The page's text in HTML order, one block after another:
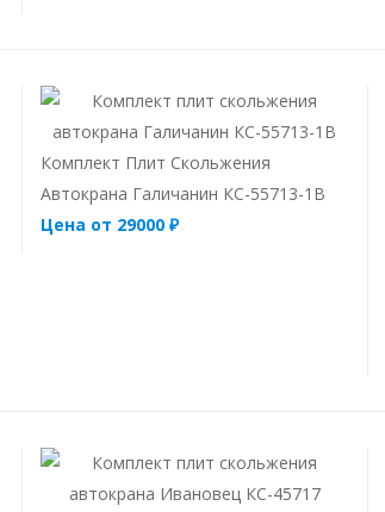
Комплект Плит Скольжения
Автокрана Галичанин КС-55713-1В
Цена от 29000 ₽